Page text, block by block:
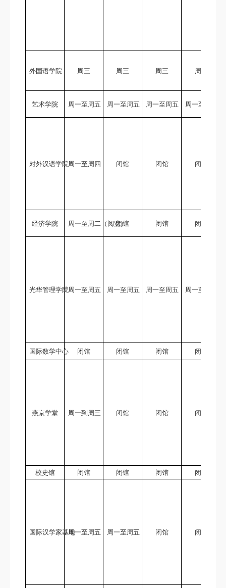
外国语学院 周三 周三 周三 周三
艺术学院 周一至周五 周一至周五 周一至周五 周一至周五
对外汉语学院周一至周四 闭馆 闭馆 闭馆
经济学院 周一至周二（阅览）
闭馆 闭馆 闭馆
光华管理学院周一至周五 周一至周五 周一至周五 周一至周五
国际数学中心 闭馆 闭馆 闭馆 闭馆
燕京学堂 周一到周三 闭馆 闭馆 闭馆
校史馆 闭馆 闭馆 闭馆 闭馆
国际汉学家基地周一至周五 周一至周五 闭馆 闭馆